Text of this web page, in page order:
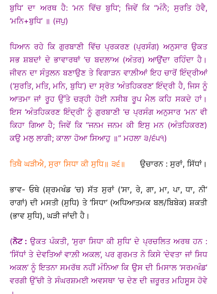
ਬੁਧਿ’ ਦਾ ਅਰਥ ਹੈ: ‘ਮਨ ਵਿੱਚ ਬੁਧਿ’; ਜਿਵੇਂ ਕਿ ‘‘ਮੰਨੈ; ਸੁਰਤਿ ਹੋਵੈ,
‘ਮਨਿ+ਬੁਧਿ’ ॥ (ਜਪੁ)
ਧਿਆਨ ਰਹੇ ਕਿ ਗੁਰਬਾਣੀ ਵਿੱਚ ਪ੍ਰਕਰਣ (ਪ੍ਰਸੰਗ) ਅਨੁਸਾਰ ਉਕਤ
ਸਭ ਸ਼ਬਦਾਂ ਦੇ ਭਾਵਾਰਥਾਂ ’ਚ ਬਦਲਾਅ (ਅੰਤਰ) ਆਉਂਦਾ ਰਹਿੰਦਾ ਹੈ।
ਜੀਵਨ ਦਾ ਸੰਤੁਲਨ ਬਣਾਉਣ ਤੇ ਵਿਗਾੜਨ ਵਾਲ਼ੀਆਂ ਇਹ ਚਾਰੋਂ ਇੰਦ੍ਰੀਆਂ
(‘ਸੁਰਤਿ, ਮਤਿ, ਮਨਿ, ਬੁਧਿ’) ਦਾ ਸ੍ਰੋਤ ‘ਅੰਤਹਿਕਰਣ’ ਇੰਦ੍ਰੀ ਹੈ, ਜਿਸ ਨੂੰ
ਆਤਮਾ ਜਾਂ ਰੂਹ ਉੱਤੇ ਚੜ੍ਹੀ ਹੋਈ ਨਸੀਬ ਰੂਪ ਮੈਲ ਕਹਿ ਸਕਦੇ ਹਾਂ।
ਇਸ ‘ਅੰਤਹਿਕਰਣ ਇੰਦ੍ਰੀ’ ਨੂੰ ਗੁਰਬਾਣੀ ’ਚ ਪ੍ਰਸੰਗ ਅਨੁਸਾਰ ‘ਮਨ’ ਵੀ
ਕਿਹਾ ਗਿਆ ਹੈ; ਜਿਵੇਂ ਕਿ ‘‘ਜਨਮ ਜਨਮ ਕੀ ਇਸੁ ਮਨ (ਅੰਤਹਿਕਰਣ)
ਕਉ ਮਲੁ ਲਾਗੀ; ਕਾਲਾ ਹੋਆ ਸਿਆਹੁ ॥’’ ਮਹਲਾ ੩/੬੫੧)
ਤਿਥੈ ਘੜੀਐ, ਸੁਰਾ ਸਿਧਾ ਕੀ ਸੁਧਿ॥ ੩੬॥ ਉਚਾਰਨ : ਸੁਰਾਂ, ਸਿੱਧਾਂ।
ਭਾਵ- ਓਥੇ (ਸ਼੍ਰਮਖੰਡ ’ਚ) ਸੱਤ ਸੁਰਾਂ (‘ਸਾ, ਰੇ, ਗਾ, ਮਾ, ਪਾ, ਧਾ, ਨੀ’
ਰਾਗਾਂ) ਦੀ ਮਸਤੀ (ਸੁਧਿ) ਤੇ ‘ਸਿਧਾ’ (ਅਧਿਆਤਮਕ ਬਲ/ਬਿਬੇਕ) ਸ਼ਕਤੀ
(ਭਾਵ ਸੁਧਿ), ਘੜੀ ਜਾਂਦੀ ਹੈ।
(ਨੋਟ : ਉਕਤ ਪੰਕਤੀ, ‘ਸੁਰਾ ਸਿਧਾ ਕੀ ਸੁਧਿ’ ਦੇ ਪ੍ਰਚਲਿਤ ਅਰਥ ਹਨ :
‘ਸਿੱਧਾਂ ਤੇ ਦੇਵਤਿਆਂ ਵਾਲ਼ੀ ਅਕਲ’, ਪਰ ਗੁਰਮਤ ਨੇ ਕਿਸੇ ‘ਦੇਵਤਾ ਜਾਂ ਸਿਧ
ਅਕਲ’ ਨੂੰ ਇਤਨਾ ਸਮਰੱਥ ਨਹੀਂ ਮੰਨਿਆ ਕਿ ਉਸ ਦੀ ਮਿਸਾਲ ‘ਸਰਮਖੰਡ’
ਵਰਗੀ ਉੱਚੀ ਤੇ ਸੰਘਰਸ਼ਮਈ ਅਵਸਥਾ ’ਚ ਦੇਣ ਦੀ ਜ਼ਰੂਰਤ ਮਹਿਸੂਸ ਹੋਵੇ